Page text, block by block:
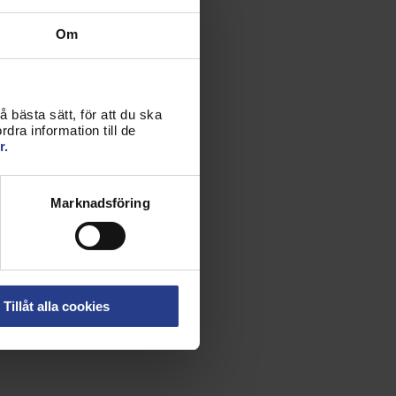
Om
bästa sätt, för att du ska
information till de
Marknadsföring
Tillåt alla cookies